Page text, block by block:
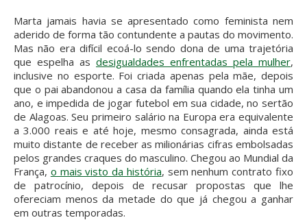
Marta jamais havia se apresentado como feminista nem
aderido de forma tão contundente a pautas do movimento.
Mas não era difícil ecoá-lo sendo dona de uma trajetória
que espelha as desigualdades enfrentadas pela mulher,
inclusive no esporte. Foi criada apenas pela mãe, depois
que o pai abandonou a casa da família quando ela tinha um
ano, e impedida de jogar futebol em sua cidade, no sertão
de Alagoas. Seu primeiro salário na Europa era equivalente
a 3.000 reais e até hoje, mesmo consagrada, ainda está
muito distante de receber as milionárias cifras embolsadas
pelos grandes craques do masculino. Chegou ao Mundial da
França, o mais visto da história, sem nenhum contrato fixo
de patrocínio, depois de recusar propostas que lhe
ofereciam menos da metade do que já chegou a ganhar
em outras temporadas.